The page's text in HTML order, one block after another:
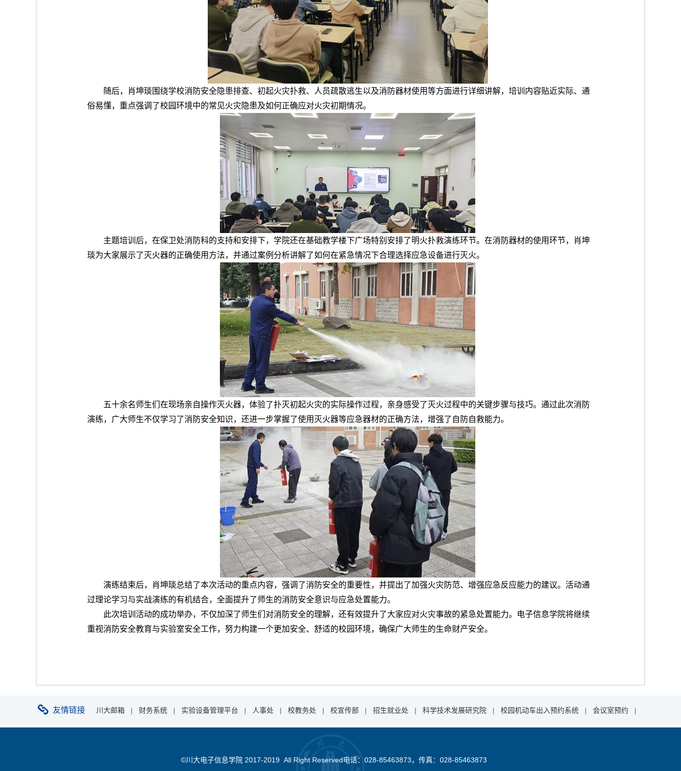
随后，肖坤琰围绕学校消防安全隐患排查、初起火灾扑救、人员疏散逃生以及消防器材使用等方面进行详细讲解，培训内容贴近实际、通
俗易懂，重点强调了校园环境中的常见火灾隐患及如何正确应对火灾初期情况。
主题培训后，在保卫处消防科的支持和安排下，学院还在基础教学楼下广场特别安排了明火扑救演练环节。在消防器材的使用环节，肖坤
琰为大家展示了灭火器的正确使用方法，并通过案例分析讲解了如何在紧急情况下合理选择应急设备进行灭火。
五十余名师生们在现场亲自操作灭火器，体验了扑灭初起火灾的实际操作过程，亲身感受了灭火过程中的关键步骤与技巧。通过此次消防
演练，广大师生不仅学习了消防安全知识，还进一步掌握了使用灭火器等应急器材的正确方法，增强了自防自救能力。
演练结束后，肖坤琰总结了本次活动的重点内容，强调了消防安全的重要性，并提出了加强火灾防范、增强应急反应能力的建议。活动通
过理论学习与实战演练的有机结合，全面提升了师生的消防安全意识与应急处置能力。
此次培训活动的成功举办，不仅加深了师生们对消防安全的理解，还有效提升了大家应对火灾事故的紧急处置能力。电子信息学院将继续
重视消防安全教育与实验室安全工作，努力构建一个更加安全、舒适的校园环境，确保广大师生的生命财产安全。
友情链接 川大邮箱 | 财务系统 | 实验设备管理平台 | 人事处 | 校教务处 | 校宣传部 | 招生就业处 | 科学技术发展研究院 | 校园机动车出入预约系统 | 会议室预约 |
©川大电子信息学院 2017-2019 All Right Reserved电话：028-85463873，传真：028-85463873